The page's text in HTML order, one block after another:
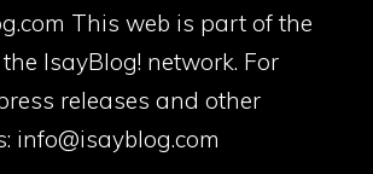
This web is part of the
IsayBlog! network. For
releases and other
info@isayblog.com